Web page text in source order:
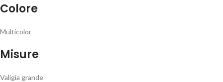
Colore
Multicolor
Misure
Valigia grande